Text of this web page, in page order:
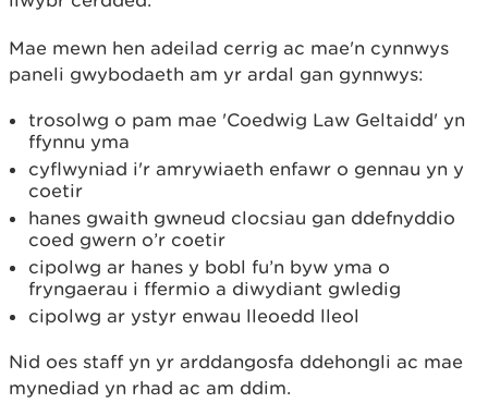
Mae mewn hen adeilad cerrig ac mae'n cynnwys
paneli gwybodaeth am yr ardal gan gynnwys:
trosolwg o pam mae 'Coedwig Law Geltaidd' yn
ffynnu yma
cyflwyniad i'r amrywiaeth enfawr o gennau yn y
coetir
hanes gwaith gwneud clocsiau gan ddefnyddio
coed gwern o’r coetir
cipolwg ar hanes y bobl fu’n byw yma o
fryngaerau i ffermio a diwydiant gwledig
cipolwg ar ystyr enwau lleoedd lleol
Nid oes staff yn yr arddangosfa ddehongli ac mae
mynediad yn rhad ac am ddim.